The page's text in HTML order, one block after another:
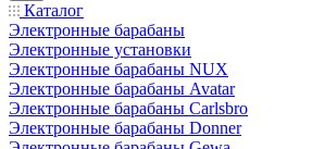
Каталог
Электронные барабаны
Электронные установки
Электронные барабаны NUX
Электронные барабаны Avatar
Электронные барабаны Carlsbro
Электронные барабаны Donner